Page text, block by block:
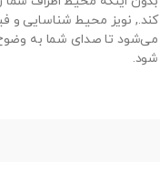
کند., نویز محیط شناسایی و
می‌شود تا صدای شما به
شود.